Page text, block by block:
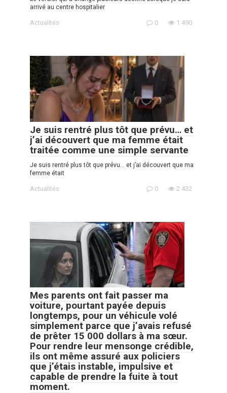
arrivé au centre hospitalier
Actualités 0 1 490
Je suis rentré plus tôt que prévu… et
j’ai découvert que ma femme était
traitée comme une simple servante
Je suis rentré plus tôt que prévu… et j’ai découvert que ma
femme était
Actualités 0 2 432
Mes parents ont fait passer ma
voiture, pourtant payée depuis
longtemps, pour un véhicule volé
simplement parce que j’avais refusé
de prêter 15 000 dollars à ma sœur.
Pour rendre leur mensonge crédible,
ils ont même assuré aux policiers
que j’étais instable, impulsive et
capable de prendre la fuite à tout
moment.